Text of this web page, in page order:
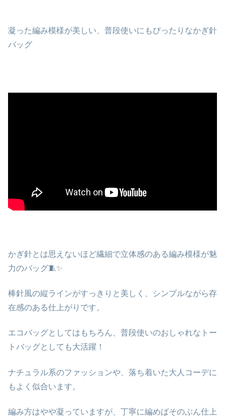
凝った編み模様が美しい、普段使いにもぴったりなかぎ針
バッグ
かぎ針とは思えないほど繊細で立体感のある編み模様が魅
力のバッグ🧵✨
棒針風の縦ラインがすっきりと美しく、シンプルながら存
在感のある仕上がりです。
エコバッグとしてはもちろん、 普段使いのおしゃれなトー
トバッグとしても大活躍！
ナチュラル系のファッションや、落ち着いた大人コーデに
もよく似合います。
編み方はやや凝っていますが、 丁寧に編めばそのぶん仕上